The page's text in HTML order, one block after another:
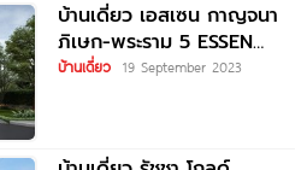
บ้านเดี่ยว เอสเซน กาญจนา
ภิเษก-พระราม 5 ESSEN
Kanchanaphisek-Rama 5
บ้านเดี่ยว 19 September 2023